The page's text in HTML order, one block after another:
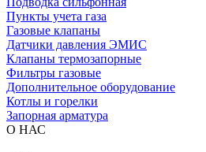
Пункты учета газа
Газовые клапаны
Датчики давления ЭМИС
Клапаны термозапорные
Фильтры газовые
Дополнительное оборудование
Котлы и горелки
Запорная арматура
О НАС